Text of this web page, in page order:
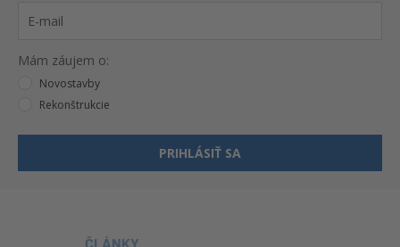
Mám záujem o:
Novostavby
Rekonštrukcie
PRIHLÁSIŤ SA
ČLÁNKY